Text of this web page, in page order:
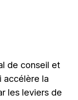
de conseil et
accélère la
les leviers de